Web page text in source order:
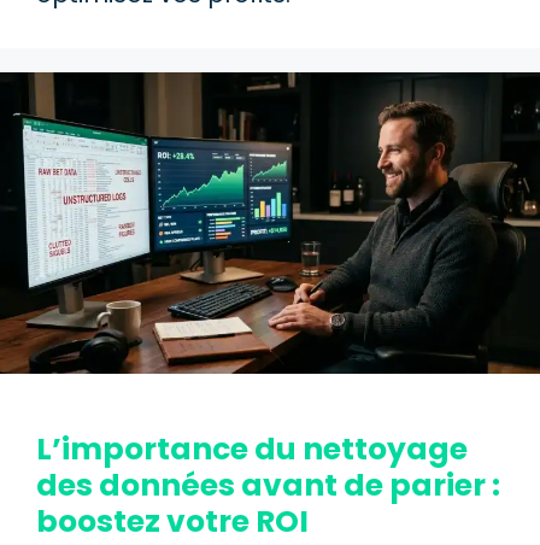
L’importance du nettoyage
des données avant de parier :
boostez votre ROI